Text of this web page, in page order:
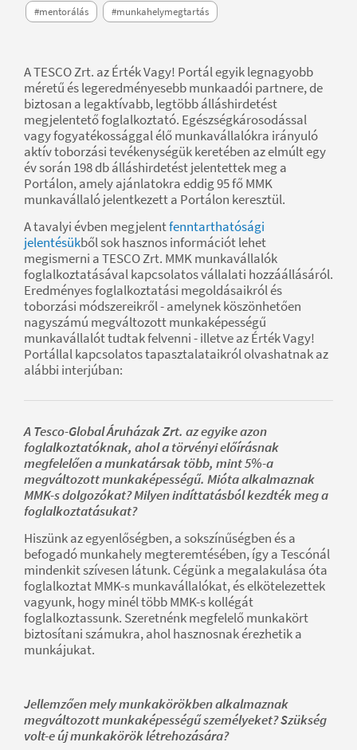
#mentorálás #munkahelymegtartás
A TESCO Zrt. az Érték Vagy! Portál egyik legnagyobb
méretű és legeredményesebb munkaadói partnere, de
biztosan a legaktívabb, legtöbb álláshirdetést
megjelentető foglalkoztató. Egészségkárosodással
vagy fogyatékossággal élő munkavállalókra irányuló
aktív toborzási tevékenységük keretében az elmúlt egy
év során 198 db álláshirdetést jelentettek meg a
Portálon, amely ajánlatokra eddig 95 fő MMK
munkavállaló jelentkezett a Portálon keresztül.
A tavalyi évben megjelentfenntarthatósági
jelentésükből sok hasznos információt lehet
megismerni a TESCO Zrt. MMK munkavállalók
foglalkoztatásával kapcsolatos vállalati hozzáállásáról.
Eredményes foglalkoztatási megoldásaikról és
toborzási módszereikről - amelynek köszönhetően
nagyszámú megváltozott munkaképességű
munkavállalót tudtak felvenni - illetve az Érték Vagy!
Portállal kapcsolatos tapasztalataikról olvashatnak az
alábbi interjúban:
A Tesco-Global Áruházak Zrt. az egyike azon
foglalkoztatóknak, ahol a törvényi előírásnak
megfelelően a munkatársak több, mint 5%-a
megváltozott munkaképességű. Mióta alkalmaznak
MMK-s dolgozókat? Milyen indíttatásból kezdték meg a
foglalkoztatásukat?
Hiszünk az egyenlőségben, a sokszínűségben és a
befogadó munkahely megteremtésében, így a Tescónál
mindenkit szívesen látunk. Cégünk a megalakulása óta
foglalkoztat MMK-s munkavállalókat, és elkötelezettek
vagyunk, hogy minél több MMK-s kollégát
foglalkoztassunk. Szeretnénk megfelelő munkakört
biztosítani számukra, ahol hasznosnak érezhetik a
munkájukat.
Jellemzően mely munkakörökben alkalmaznak
megváltozott munkaképességű személyeket? Szükség
volt-e új munkakörök létrehozására?